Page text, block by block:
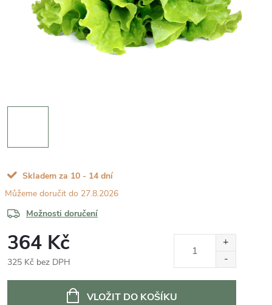
Skladem za 10 - 14 dní
27.8.2026
Možnosti doručení
364 Kč
325 Kč bez DPH
VLOŽIT DO KOŠÍKU